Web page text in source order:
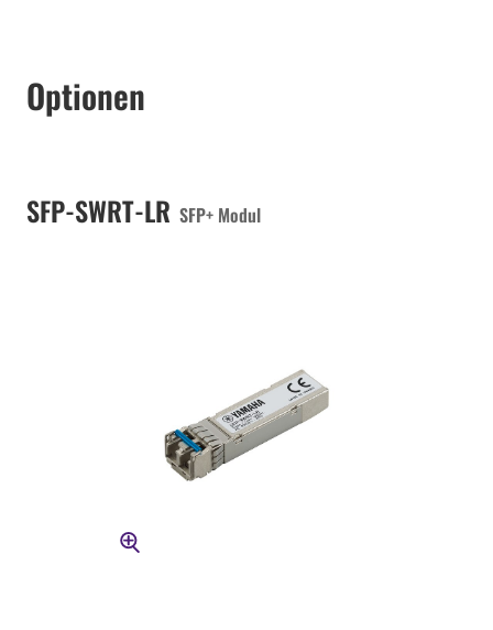
Optionen
SFP-SWRT-LR SFP+ Modul